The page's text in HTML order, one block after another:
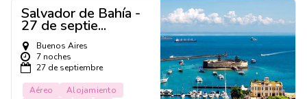
Salvador de Bahía -
27 de septie...
Buenos Aires
7 noches
27 de septiembre
Aéreo
Alojamiento